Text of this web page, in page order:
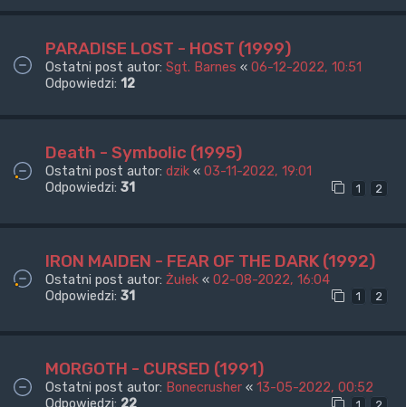
PARADISE LOST - HOST (1999)
Ostatni post autor: Sgt. Barnes « 06-12-2022, 10:51
Odpowiedzi: 12
Death - Symbolic (1995)
Ostatni post autor: dzik « 03-11-2022, 19:01
Odpowiedzi: 31 1 2
IRON MAIDEN - FEAR OF THE DARK (1992)
Ostatni post autor: Żułek « 02-08-2022, 16:04
Odpowiedzi: 31 1 2
MORGOTH - CURSED (1991)
Ostatni post autor: Bonecrusher « 13-05-2022, 00:52